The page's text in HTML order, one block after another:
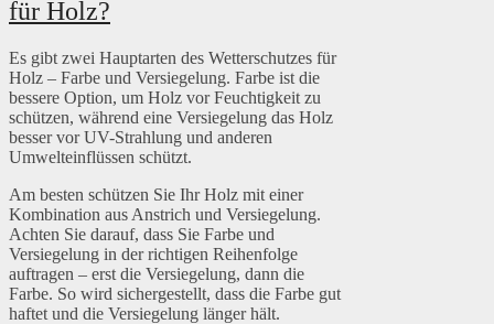
für Holz?
Es gibt zwei Hauptarten des Wetterschutzes für
Holz – Farbe und Versiegelung. Farbe ist die
bessere Option, um Holz vor Feuchtigkeit zu
schützen, während eine Versiegelung das Holz
besser vor UV-Strahlung und anderen
Umwelteinflüssen schützt.
Am besten schützen Sie Ihr Holz mit einer
Kombination aus Anstrich und Versiegelung.
Achten Sie darauf, dass Sie Farbe und
Versiegelung in der richtigen Reihenfolge
auftragen – erst die Versiegelung, dann die
Farbe. So wird sichergestellt, dass die Farbe gut
haftet und die Versiegelung länger hält.